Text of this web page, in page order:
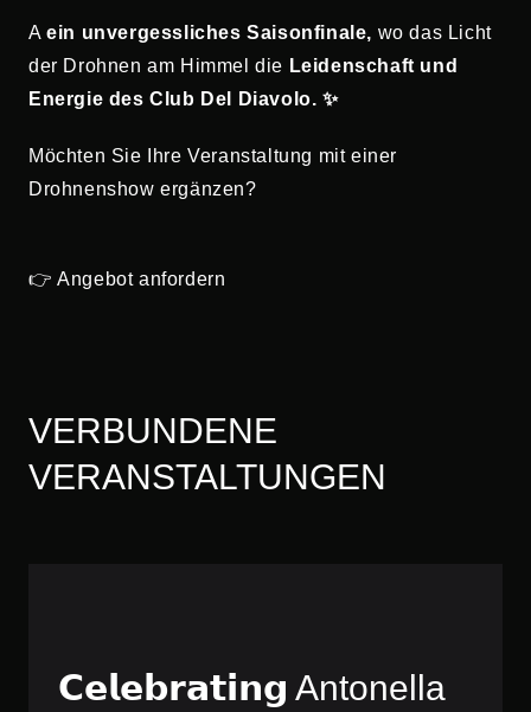
Aein unvergessliches Saisonfinale, wo das Licht
der Drohnen am Himmel die Leidenschaft und
Energie des Club Del Diavolo. ✨
Möchten Sie Ihre Veranstaltung mit einer
Drohnenshow ergänzen?
👉 Angebot anfordern
VERBUNDENE
VERANSTALTUNGEN
𝗖𝗲𝗹𝗲𝗯𝗿𝗮𝘁𝗶𝗻𝗴 Antonella